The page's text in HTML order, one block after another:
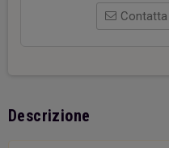
Descrizione